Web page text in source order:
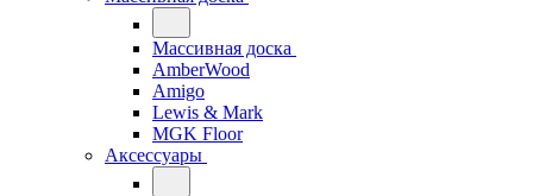
Массивная доска
AmberWood
Amigo
Lewis & Mark
MGK Floor
Аксессуары